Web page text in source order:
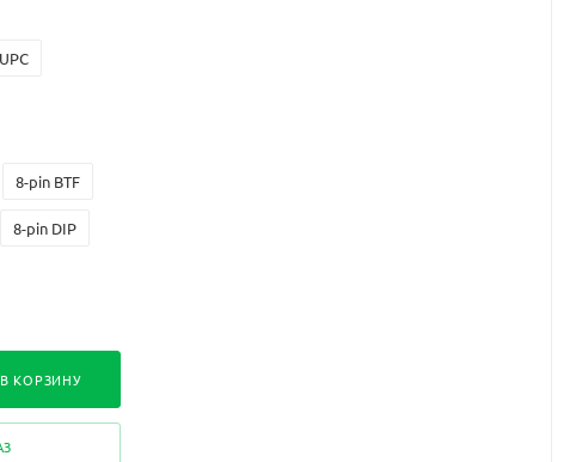
8-pin BTF
8-pin DIP
В КОРЗИНУ